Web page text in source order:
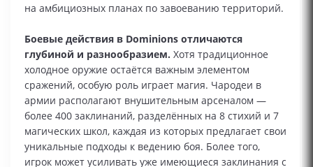
на амбициозных планах по завоеванию территорий.
Боевые действия в Dominions отличаются
глубиной и разнообразием. Хотя традиционное
холодное оружие остаётся важным элементом
сражений, особую роль играет магия. Чародеи в
армии располагают внушительным арсеналом —
более 400 заклинаний, разделённых на 8 стихий и 7
магических школ, каждая из которых предлагает свои
уникальные подходы к ведению боя. Более того,
игрок может усиливать уже имеющиеся заклинания с